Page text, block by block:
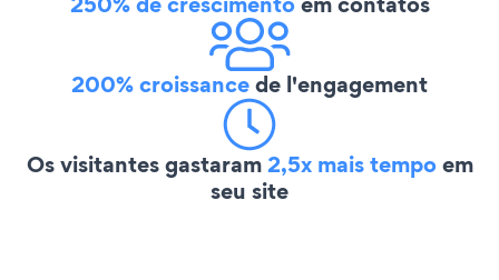
200% croissancede l'engagement
Os visitantes gastaram2,5x mais tempoem
seu site